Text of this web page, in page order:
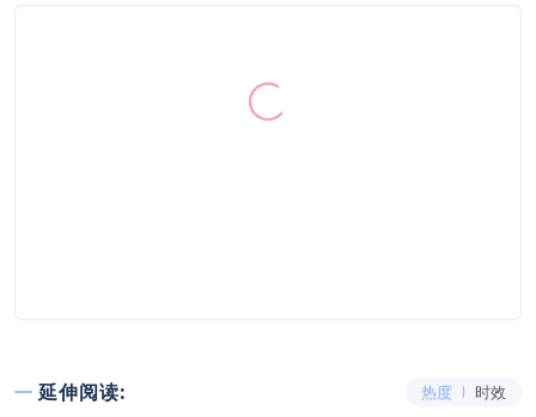
延伸阅读: 热度 时效